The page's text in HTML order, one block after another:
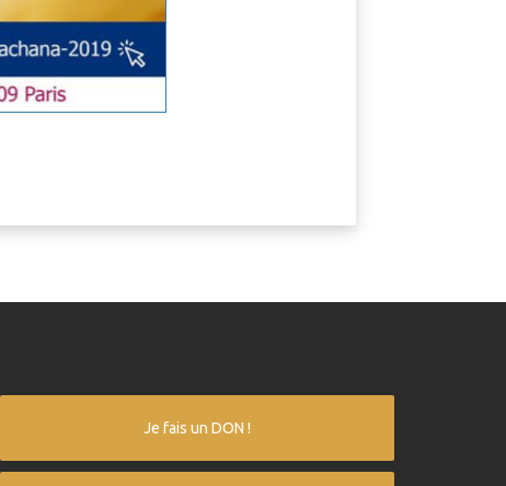
Je fais un DON !